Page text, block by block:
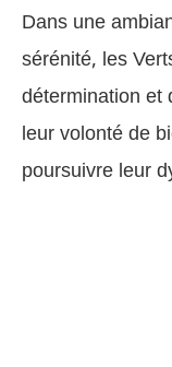
Dans une
sérénité, les
détermination
leur volonté de
poursuivre leur